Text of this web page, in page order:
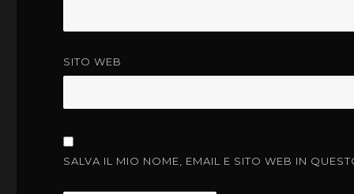
SITO WEB
SALVA IL MIO NOME, EMAIL E SITO WEB IN